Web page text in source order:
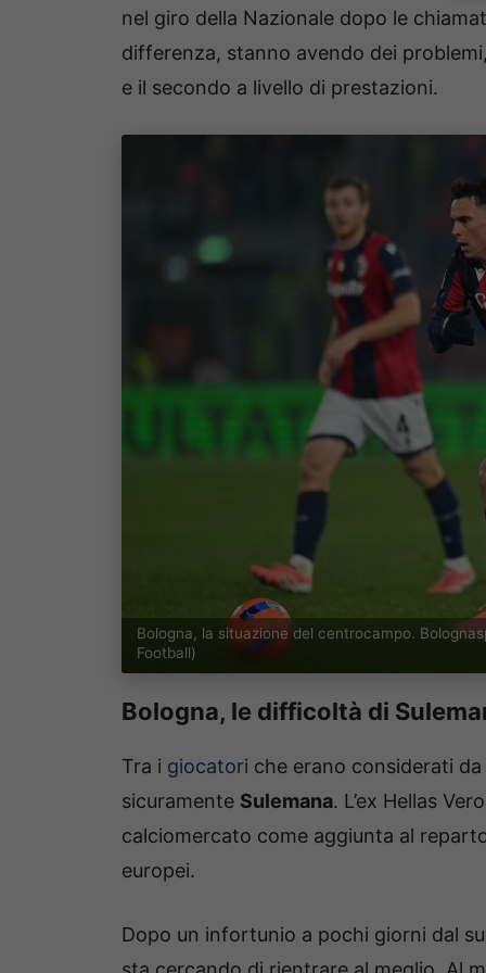
nel giro della Nazionale dopo le
differenza, stanno avendo dei
e il secondo a livello di prestazioni.
Bologna, la situazione del centrocampo.
Football)
Bologna, le difficoltà di
Tra i giocatori che erano considerati
sicuramente Sulemana. L’ex Hellas
calciomercato come aggiunta al
europei.
Dopo un infortunio a pochi giorni dal